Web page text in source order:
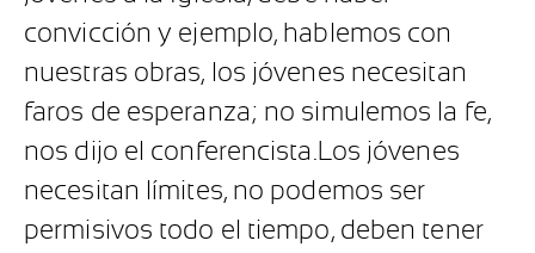
convicción y ejemplo, hablemos con
nuestras obras, los jóvenes necesitan
faros de esperanza; no simulemos la fe,
nos dijo el conferencista.Los jóvenes
necesitan límites, no podemos ser
permisivos todo el tiempo, deben tener